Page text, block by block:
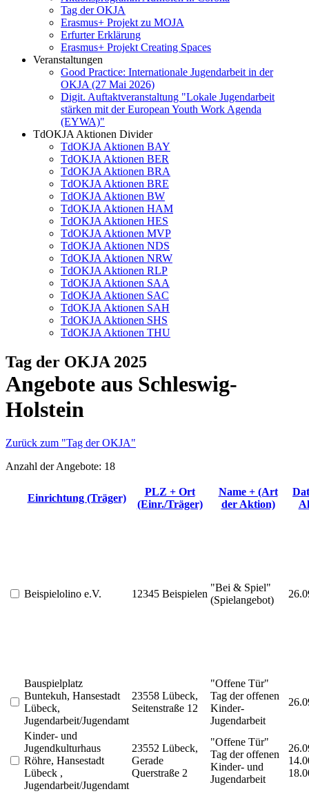
Tag der OKJA
Erasmus+ Projekt zu MOJA
Erfurter Erklärung
Erasmus+ Projekt Creating Spaces
Veranstaltungen
Good Practice: Internationale Jugendarbeit in der
OKJA (27 Mai 2026)
Digit. Auftaktveranstaltung "Lokale Jugendarbeit
stärken mit der European Youth Work Agenda
(EYWA)"
TdOKJA Aktionen Divider
TdOKJA Aktionen BAY
TdOKJA Aktionen BER
TdOKJA Aktionen BRA
TdOKJA Aktionen BRE
TdOKJA Aktionen BW
TdOKJA Aktionen HAM
TdOKJA Aktionen HES
TdOKJA Aktionen MVP
TdOKJA Aktionen NDS
TdOKJA Aktionen NRW
TdOKJA Aktionen RLP
TdOKJA Aktionen SAA
TdOKJA Aktionen SAC
TdOKJA Aktionen SAH
TdOKJA Aktionen SHS
TdOKJA Aktionen THU
Tag der OKJA 2025
Angebote aus Schleswig-
Holstein
Zurück zum "Tag der OKJA"
Anzahl der Angebote: 18
Einrichtung (Träger)Klicken, um nach dieser Spalte zu
PLZ + Ort
(Einr./Träger)Klicken, um nach
Name + (Art
der Aktion)
Beispielolino e.V. 12345 Beispielen
"Bei & Spiel"
(Spielangebot)
Bauspielplatz
Buntekuh, Hansestadt
Lübeck,
Jugendarbeit/Jugendamt
23558 Lübeck,
Seitenstraße 12
"Offene Tür"
Tag der offenen
Kinder-
Jugendarbeit
Kinder- und
Jugendkulturhaus
Röhre, Hansestadt
Lübeck ,
Jugendarbeit/Jugendamt
23552 Lübeck,
Gerade
Querstraße 2
"Offene Tür"
Tag der offenen
Kinder- und
Jugendarbeit